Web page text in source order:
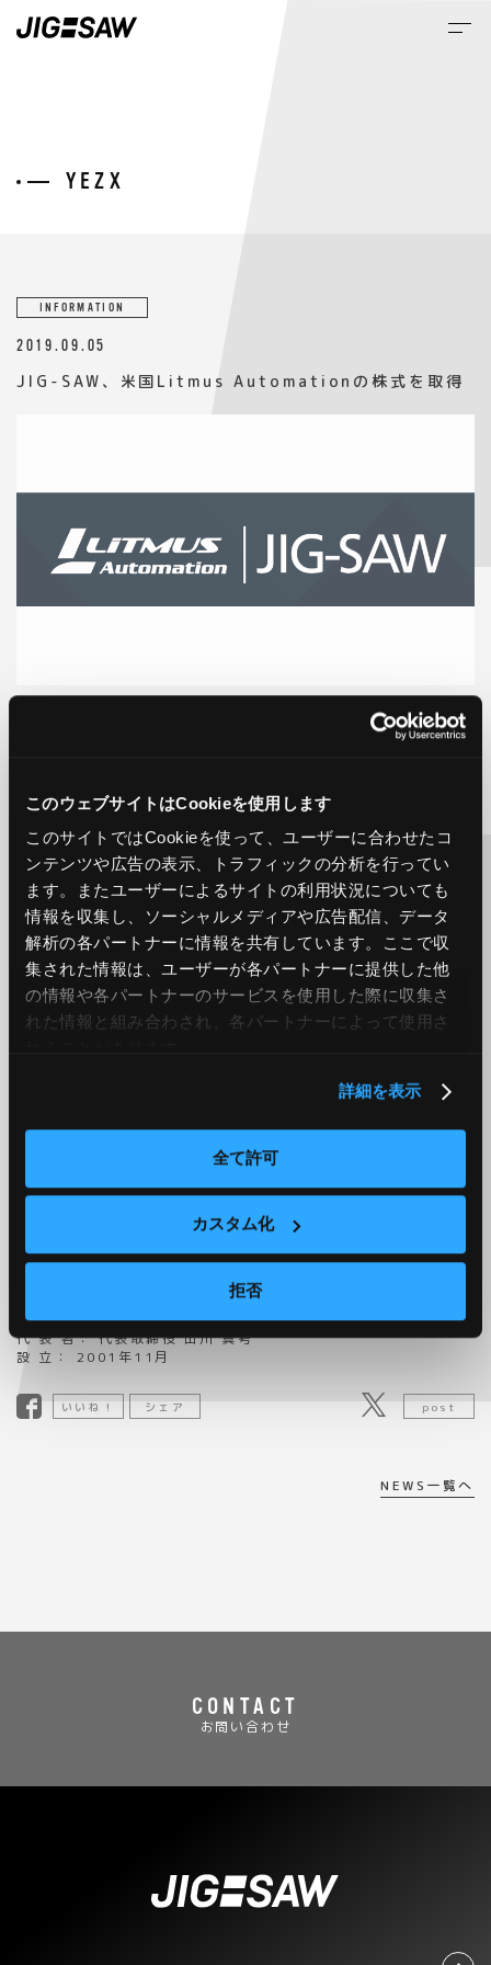
このウェブサイトはCookieを使用します
このサイトではCookieを使って、ユーザーに合わせたコ
ンテンツや広告の表示、トラフィックの分析を行ってい
ます。またユーザーによるサイトの利用状況についても
情報を収集し、ソーシャルメディアや広告配信、データ
解析の各パートナーに情報を共有しています。ここで収
集された情報は、ユーザーが各パートナーに提供した他
の情報や各パートナーのサービスを使用した際に収集さ
れた情報と組み合わされ、各パートナーによって使用さ
詳細を表示
全て許可
カスタム化
拒否
NEQS
INFORMATION
2019.09.05
JIG-SAW、米国Litmus Automationの株式を取得
米国（シリコンバレー）IoT企業のLitmus Automationよ
り三菱商事からの出資が公表されましたが、これにより当社が
株主となりました。
以下、Litmus社リリース
Litmus Automation Secures $7 Million Series A
Financing From Mitsubishi Corporation
https://litmus.io/litmus-secures-7-million-series-
a-financing-from-mitsubishi-corporation/
【JIG-SAW株式会社について】
・IoTデータコントロールサービス
・独自アルゴリズムによる全自動IoT・クラウドデータ制御・セ
ンサーコネクトサービス
・最先端チップ、モジュール開発及び各種通信制御、次世代リ
(OT)」をベースにした全産業の自動化、分散化、シェアリング
の再生医療分野等への応用。
会 社 名： JIG-SAW株式会社https://www.jig-
証券コード：3914
所 在 地： 東京本社/東京都千代田区大手町１丁目9番2号-18F
US/San Francisco, Santa Monica, San Jose,
CA/Toronto
代 表 者： 代表取締役 山川 真考
設 立： 2001年11月
いいね！ シェア post
NEWS一覧へ
CONTACT
お問い合わせ